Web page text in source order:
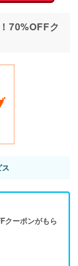
70%OFFク
クーポンがもら